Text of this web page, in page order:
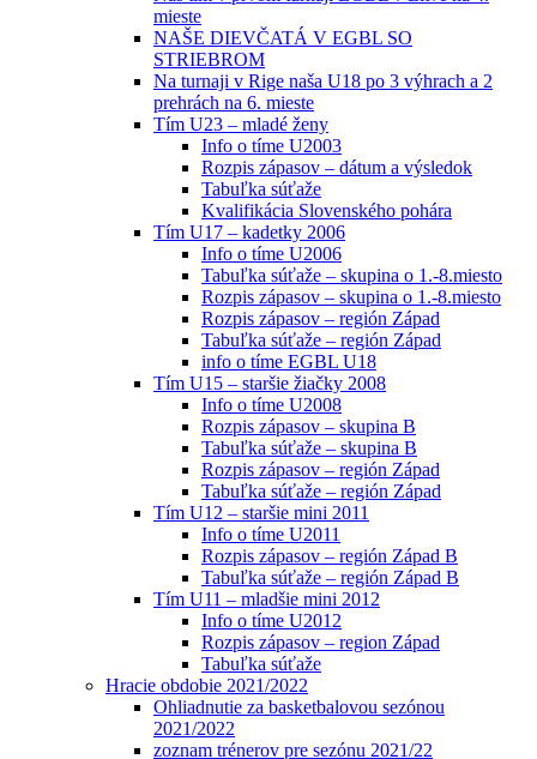
mieste
NAŠE DIEVČATÁ V EGBL SO
STRIEBROM
Na turnaji v Rige naša U18 po 3 výhrach a 2
prehrách na 6. mieste
Tím U23 – mladé ženy
Info o tíme U2003
Rozpis zápasov – dátum a výsledok
Tabuľka súťaže
Kvalifikácia Slovenského pohára
Tím U17 – kadetky 2006
Info o tíme U2006
Tabuľka súťaže – skupina o 1.-8.miesto
Rozpis zápasov – skupina o 1.-8.miesto
Rozpis zápasov – región Západ
Tabuľka súťaže – región Západ
info o tíme EGBL U18
Tím U15 – staršie žiačky 2008
Info o tíme U2008
Rozpis zápasov – skupina B
Tabuľka súťaže – skupina B
Rozpis zápasov – región Západ
Tabuľka súťaže – región Západ
Tím U12 – staršie mini 2011
Info o tíme U2011
Rozpis zápasov – región Západ B
Tabuľka súťaže – región Západ B
Tím U11 – mladšie mini 2012
Info o tíme U2012
Rozpis zápasov – region Západ
Tabuľka súťaže
Hracie obdobie 2021/2022
Ohliadnutie za basketbalovou sezónou
2021/2022
zoznam trénerov pre sezónu 2021/22